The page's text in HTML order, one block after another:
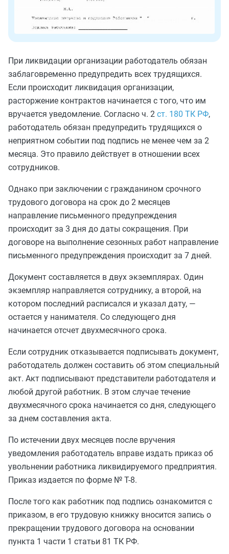
При ликвидации организации работодатель обязан
заблаговременно предупредить всех трудящихся.
Если происходит ликвидация организации,
расторжение контрактов начинается с того, что им
вручается уведомление. Согласно ч. 2 ст. 180 ТК РФ,
работодатель обязан предупредить трудящихся о
неприятном событии под подпись не менее чем за 2
месяца. Это правило действует в отношении всех
сотрудников.
Однако при заключении с гражданином срочного
трудового договора на срок до 2 месяцев
направление письменного предупреждения
происходит за 3 дня до даты сокращения. При
договоре на выполнение сезонных работ направление
письменного предупреждения происходит за 7 дней.
Документ составляется в двух экземплярах. Один
экземпляр направляется сотруднику, а второй, на
котором последний расписался и указал дату, —
остается у нанимателя. Со следующего дня
начинается отсчет двухмесячного срока.
Если сотрудник отказывается подписывать документ,
работодатель должен составить об этом специальный
акт. Акт подписывают представители работодателя и
любой другой работник. В этом случае течение
двухмесячного срока начинается со дня, следующего
за днем составления акта.
По истечении двух месяцев после вручения
уведомления работодатель вправе издать приказ об
увольнении работника ликвидируемого предприятия.
Приказ издается по форме № Т-8.
После того как работник под подпись ознакомится с
приказом, в его трудовую книжку вносится запись о
прекращении трудового договора на основании
пункта 1 части 1 статьи 81 ТК РФ.